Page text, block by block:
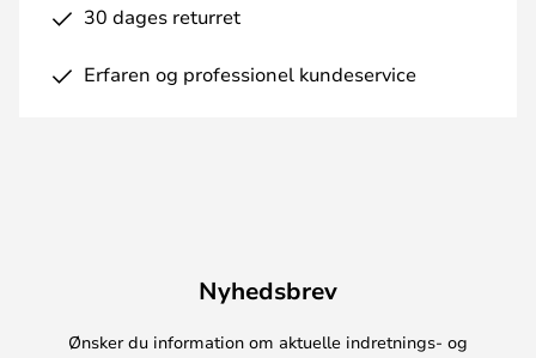
30 dages returret
Erfaren og professionel kundeservice
Nyhedsbrev
Ønsker du information om aktuelle indretnings- og